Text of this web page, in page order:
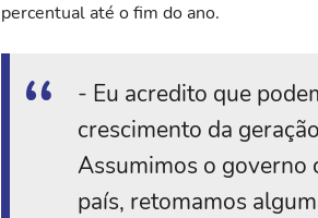
percentual até o fim do ano.
- Eu acredito que
crescimento da
Assumimos o governo
país, retomamos